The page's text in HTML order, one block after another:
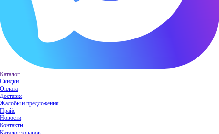
Каталог
Скидки
Оплата
Доставка
Жалобы и предложения
Прайс
Новости
Контакты
Каталог товаров